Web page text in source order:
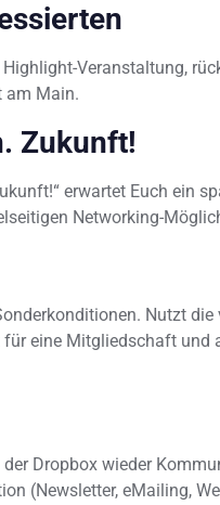
Veranstaltung,
am Main.
Zukunft!
erwartet Euch ein
Networking-
Nutzt
eine Mitgliedschaft und
Dropbox wieder
(Newsletter, eMailing,